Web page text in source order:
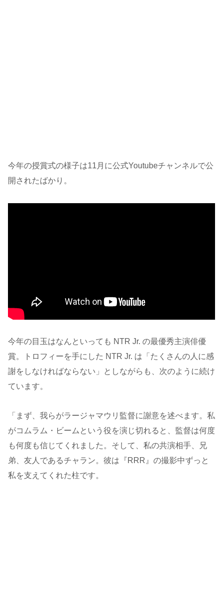
今年の授賞式の様子は11月に公式Youtubeチャンネルで公
開されたばかり。
今年の目玉はなんといっても NTR Jr. の最優秀主演俳優
賞。トロフィーを手にした NTR Jr. は「たくさんの人に感
謝をしなければならない」としながらも、次のように続け
ています。
「まず、我らがラージャマウリ監督に謝意を述べます。私
がコムラム・ビームという役を演じ切れると、監督は何度
も何度も信じてくれました。そして、私の共演相手、兄
弟、友人であるチャラン。彼は『RRR』の撮影中ずっと
私を支えてくれた柱です。